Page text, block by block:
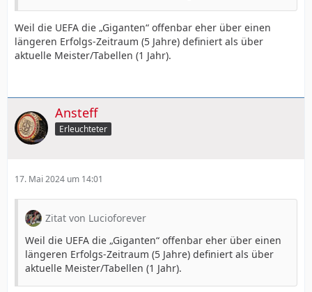
Weil die UEFA die „Giganten“ offenbar eher über einen
längeren Erfolgs-Zeitraum (5 Jahre) definiert als über
aktuelle Meister/Tabellen (1 Jahr).
Ansteff
Erleuchteter
17. Mai 2024 um 14:01
Zitat von Lucioforever
Weil die UEFA die „Giganten“ offenbar eher über einen
längeren Erfolgs-Zeitraum (5 Jahre) definiert als über
aktuelle Meister/Tabellen (1 Jahr).